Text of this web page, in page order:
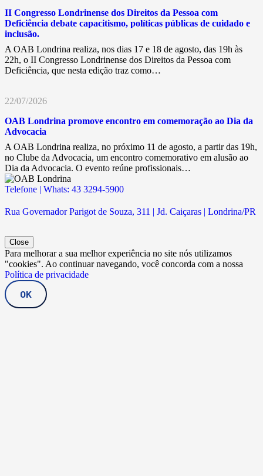
II Congresso Londrinense dos Direitos da Pessoa com
Deficiência debate capacitismo, políticas públicas de cuidado e
inclusão.
A OAB Londrina realiza, nos dias 17 e 18 de agosto, das 19h às
22h, o II Congresso Londrinense dos Direitos da Pessoa com
Deficiência, que nesta edição traz como…
22/07/2026
OAB Londrina promove encontro em comemoração ao Dia da
Advocacia
A OAB Londrina realiza, no próximo 11 de agosto, a partir das 19h,
no Clube da Advocacia, um encontro comemorativo em alusão ao
Dia da Advocacia. O evento reúne profissionais…
Telefone | Whats: 43 3294-5900
Rua Governador Parigot de Souza, 311 | Jd. Caiçaras | Londrina/PR
Close
Para melhorar a sua melhor experiência no site nós utilizamos
"cookies". Ao continuar navegando, você concorda com a nossa
Política de privacidade
OK